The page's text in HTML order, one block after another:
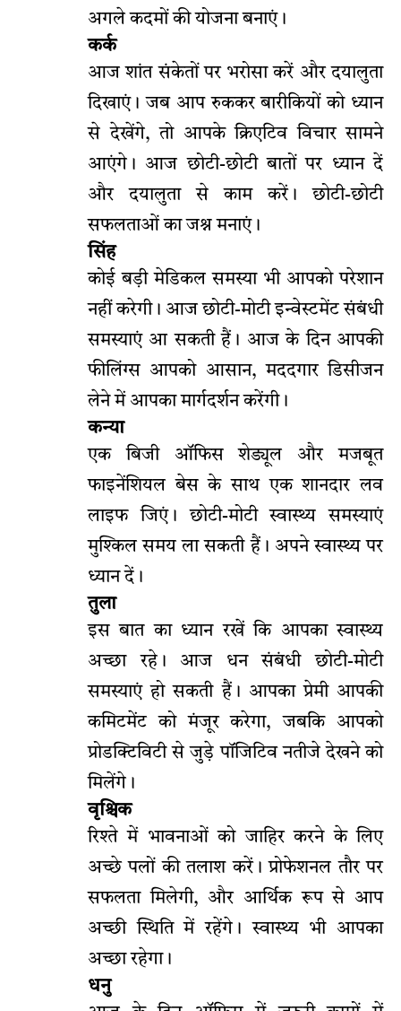
अगले कदमों की योजना बनाएं।
कर्क
आज शांत संकेतों पर भरोसा करें और दयालुता
दिखाएं। जब आप रुककर बारीकियों को ध्यान
से देखेंगे, तो आपके क्रिएटिव विचार सामने
आएंगे। आज छोटी-छोटी बातों पर ध्यान दें
और दयालुता से काम करें। छोटी-छोटी
सफलताओं का जश्न मनाएं।
सिंह
कोई बड़ी मेडिकल समस्या भी आपको परेशान
नहीं करेगी। आज छोटी-मोटी इन्वेस्टमेंट संबंधी
समस्याएं आ सकती हैं। आज के दिन आपकी
फीलिंग्स आपको आसान, मददगार डिसीजन
लेने में आपका मार्गदर्शन करेंगी।
कन्या
एक बिजी ऑफिस शेड्यूल और मजबूत
फाइनेंशियल बेस के साथ एक शानदार लव
लाइफ जिएं। छोटी-मोटी स्वास्थ्य समस्याएं
मुश्किल समय ला सकती हैं। अपने स्वास्थ्य पर
ध्यान दें।
तुला
इस बात का ध्यान रखें कि आपका स्वास्थ्य
अच्छा रहे। आज धन संबंधी छोटी-मोटी
समस्याएं हो सकती हैं। आपका प्रेमी आपकी
कमिटमेंट को मंजूर करेगा, जबकि आपको
प्रोडक्टिविटी से जुड़े पॉजिटिव नतीजे देखने को
मिलेंगे।
वृश्चिक
रिश्ते में भावनाओं को जाहिर करने के लिए
अच्छे पलों की तलाश करें। प्रोफेशनल तौर पर
सफलता मिलेगी, और आर्थिक रूप से आप
अच्छी स्थिति में रहेंगे। स्वास्थ्य भी आपका
अच्छा रहेगा।
धनु